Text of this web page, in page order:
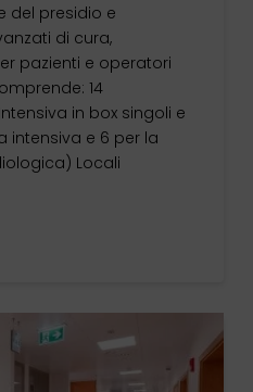
del presidio e
di cura,
pazienti e operatori
14
in box singoli e
intensiva e 6 per la
Locali